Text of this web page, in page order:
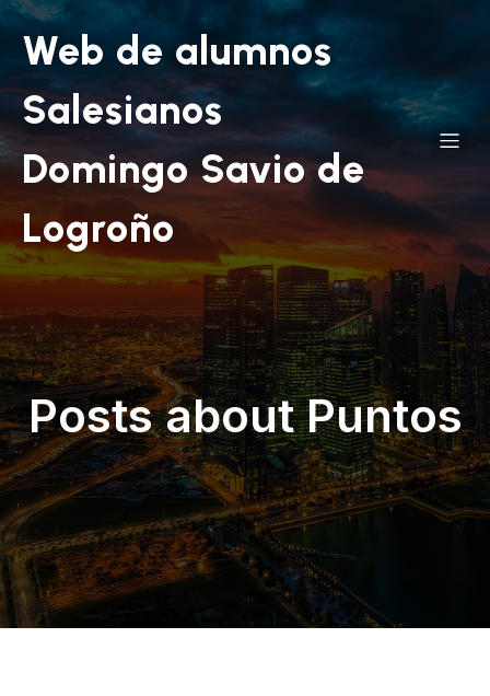
Web de alumnos
Salesianos
Domingo Savio de
Logroño
Posts about Puntos